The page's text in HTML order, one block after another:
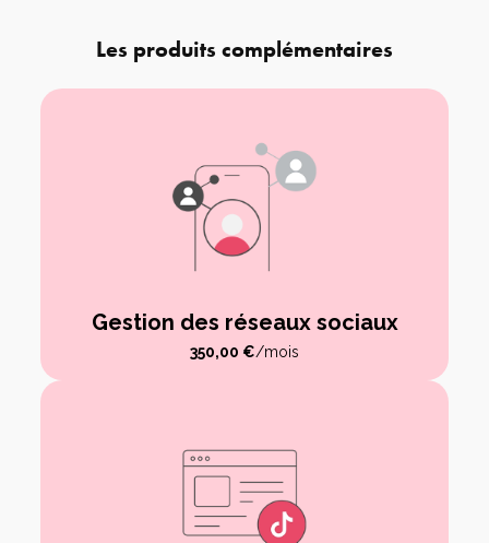
Les produits complémentaires
Gestion des réseaux sociaux
350,00 €/mois